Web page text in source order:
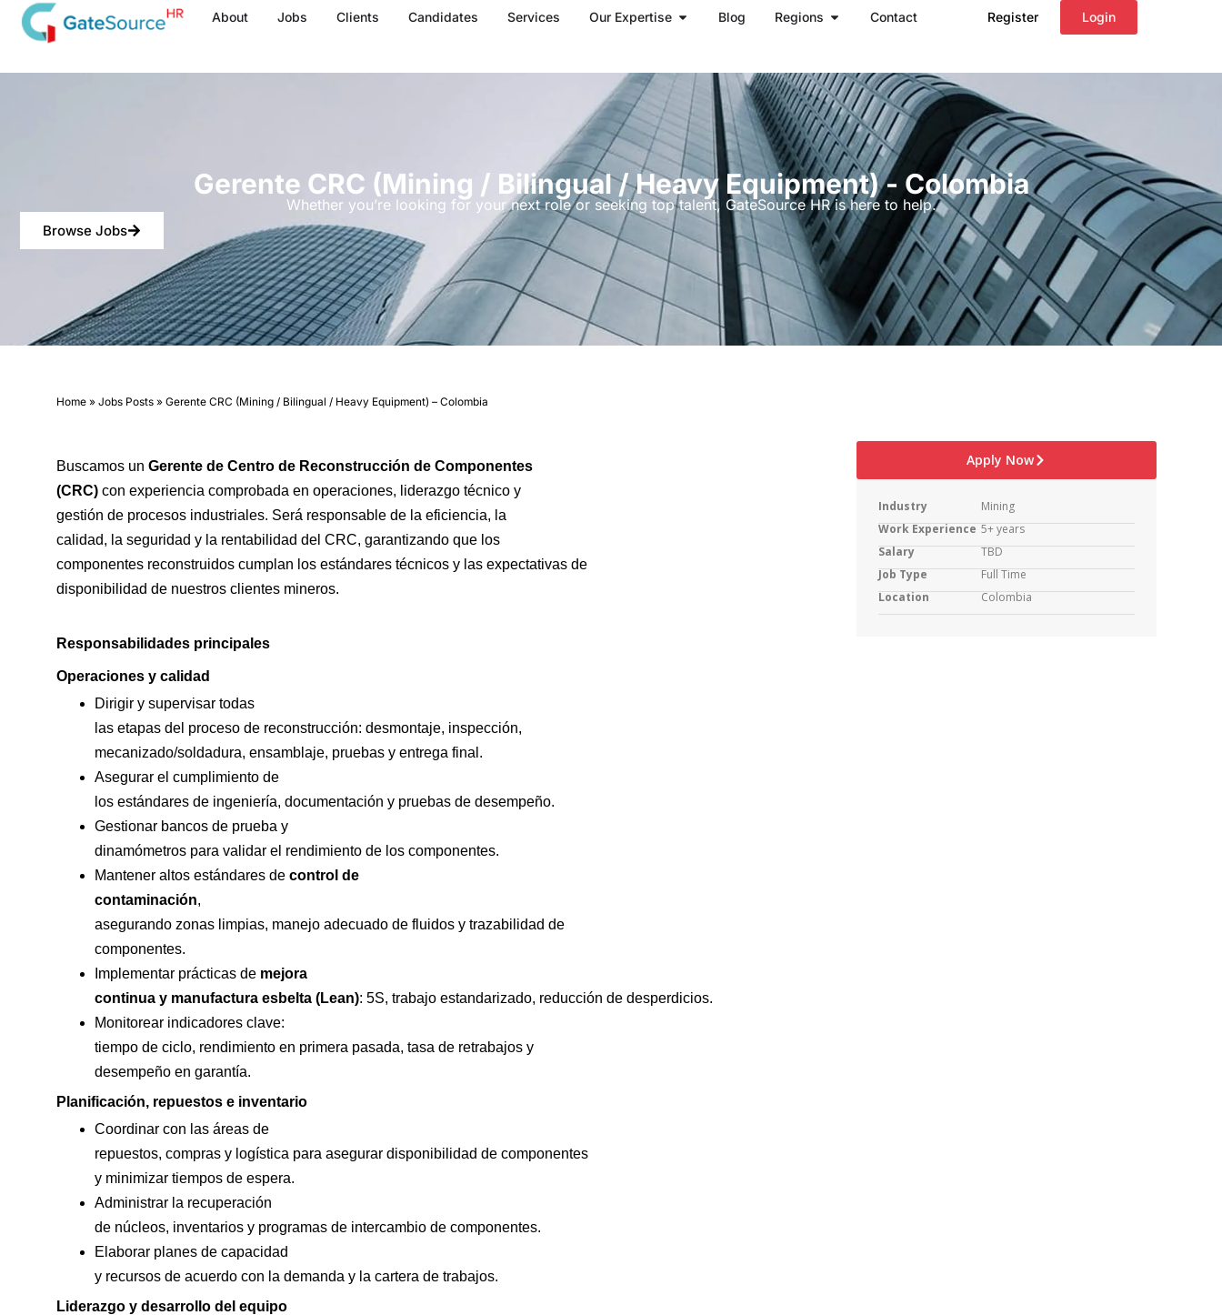
Skip
About Jobs Clients Candidates Services Our Expertise Open Our Expertise
Blog Regions Open Regions
Contact Register Login
Gerente CRC (Mining / Bilingual / Heavy Equipment) - Colombia
Whether you’re looking for your next role or seeking top talent, GateSource HR is here to help.
Browse Jobs
Home » Jobs Posts » Gerente CRC (Mining / Bilingual / Heavy Equipment) – Colombia
Buscamos un Gerente de Centro de Reconstrucción de Componentes
(CRC) con experiencia comprobada en operaciones, liderazgo técnico y
gestión de procesos industriales. Será responsable de la eficiencia, la
calidad, la seguridad y la rentabilidad del CRC, garantizando que los
componentes reconstruidos cumplan los estándares técnicos y las expectativas de
disponibilidad de nuestros clientes mineros.
Responsabilidades principales
Operaciones y calidad
Dirigir y supervisar todas
las etapas del proceso de reconstrucción: desmontaje, inspección,
mecanizado/soldadura, ensamblaje, pruebas y entrega final.
Asegurar el cumplimiento de
los estándares de ingeniería, documentación y pruebas de desempeño.
Gestionar bancos de prueba y
dinamómetros para validar el rendimiento de los componentes.
Mantener altos estándares de control de
contaminación,
asegurando zonas limpias, manejo adecuado de fluidos y trazabilidad de
componentes.
Implementar prácticas de mejora
continua y manufactura esbelta (Lean): 5S, trabajo estandarizado, reducción de desperdicios.
Monitorear indicadores clave:
tiempo de ciclo, rendimiento en primera pasada, tasa de retrabajos y
desempeño en garantía.
Planificación, repuestos e inventario
Coordinar con las áreas de
repuestos, compras y logística para asegurar disponibilidad de componentes
y minimizar tiempos de espera.
Administrar la recuperación
de núcleos, inventarios y programas de intercambio de componentes.
Elaborar planes de capacidad
y recursos de acuerdo con la demanda y la cartera de trabajos.
Liderazgo y desarrollo del equipo
Apply Now
Industry
Mining
Work Experience 5+ years
Salary
TBD
Job Type
Full Time
Location
Colombia